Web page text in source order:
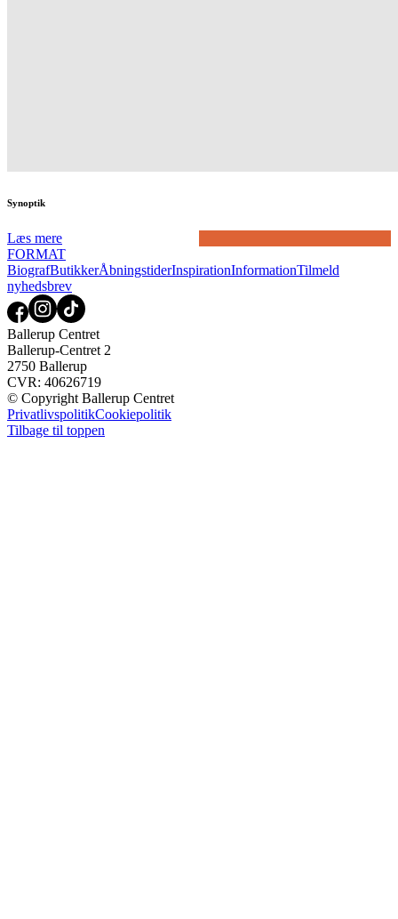
Synoptik
Læs mere
FORMAT
BiografButikkerÅbningstiderInspirationInformationTilmeld
nyhedsbrev
Ballerup Centret
Ballerup-Centret 2
2750 Ballerup
CVR: 40626719
© Copyright Ballerup Centret
PrivatlivspolitikCookiepolitik
Tilbage til toppen